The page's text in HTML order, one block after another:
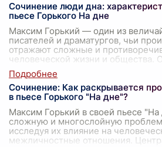
Сочинение люди дна:
пьесе Горького На дне
Максим Горький — один из
писателей и драматургов, чьи
отражают сложные и
человеческой жизни и общества.
Сочинение: Как раскрывается
в пьесе Горького "На дне"?
Максим Горький в своей пьесе
сложную и многослойную
исследуя их влияние на
межличностные отношения.